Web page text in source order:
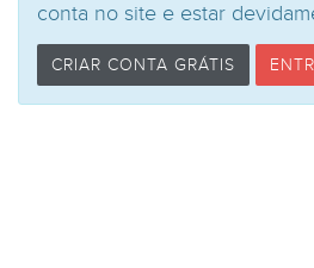
conta no site e estar
CRIAR CONTA GRÁTIS